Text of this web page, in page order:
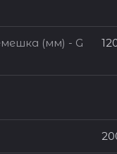
(мм) - G